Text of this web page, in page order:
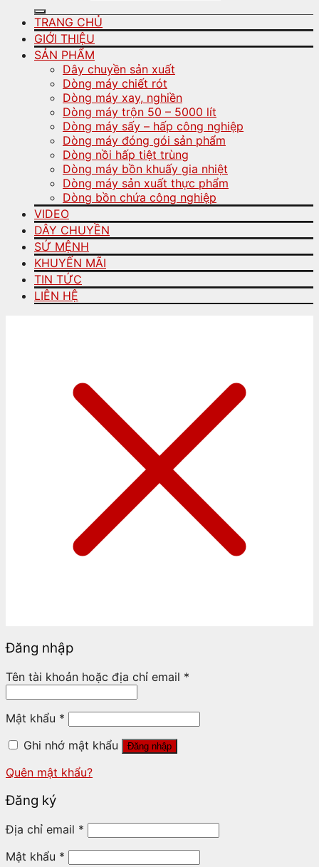
TRANG CHỦ
GIỚI THIỆU
SẢN PHẨM
Dây chuyền sản xuất
Dòng máy chiết rót
Dòng máy xay, nghiền
Dòng máy trộn 50 – 5000 lít
Dòng máy sấy – hấp công nghiệp
Dòng máy đóng gói sản phẩm
Dòng nồi hấp tiệt trùng
Dòng máy bồn khuấy gia nhiệt
Dòng máy sản xuất thực phẩm
Dòng bồn chứa công nghiệp
VIDEO
DÂY CHUYỀN
SỨ MỆNH
KHUYẾN MÃI
TIN TỨC
LIÊN HỆ
Đăng nhập
Tên tài khoản hoặc địa chỉ email *
Mật khẩu *
Ghi nhớ mật khẩu
Đăng nhập
Quên mật khẩu?
Đăng ký
Địa chỉ email *
Mật khẩu *